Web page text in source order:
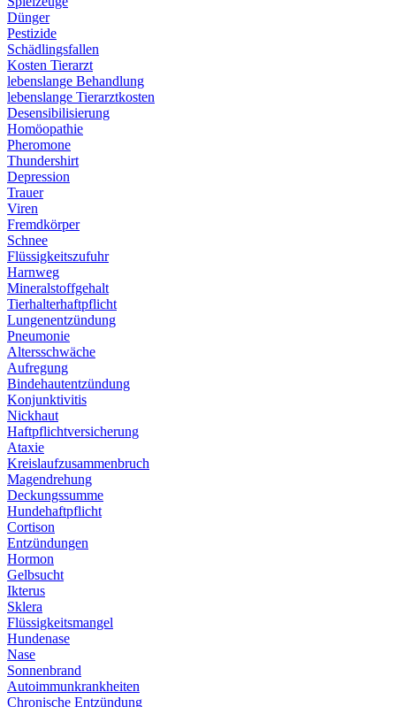
Dünger
Pestizide
Schädlingsfallen
Kosten Tierarzt
lebenslange Behandlung
lebenslange Tierarztkosten
Desensibilisierung
Homöopathie
Pheromone
Thundershirt
Depression
Trauer
Viren
Fremdkörper
Schnee
Flüssigkeitszufuhr
Harnweg
Mineralstoffgehalt
Tierhalterhaftpflicht
Lungenentzündung
Pneumonie
Altersschwäche
Aufregung
Bindehautentzündung
Konjunktivitis
Nickhaut
Haftpflichtversicherung
Ataxie
Kreislaufzusammenbruch
Magendrehung
Deckungssumme
Hundehaftpflicht
Cortison
Entzündungen
Hormon
Gelbsucht
Ikterus
Sklera
Flüssigkeitsmangel
Hundenase
Nase
Sonnenbrand
Autoimmunkrankheiten
Chronische Entzündung